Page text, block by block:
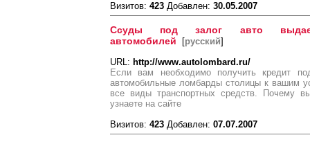
Визитов: 423 Добавлен: 30.05.2007
Ссуды под залог авто
автомобилей [русский]
URL: http://www.autolombard.ru/
Если вам необходимо получить кредит
автомобильные ломбарды столицы к вашим
все виды транспортных средств. Почему
узнаете на сайте
Визитов: 423 Добавлен: 07.07.2007